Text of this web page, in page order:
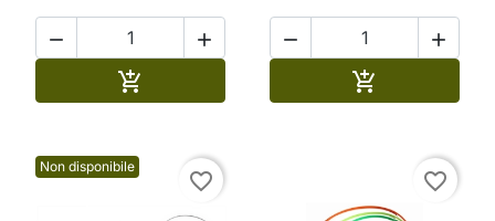
 

 

Non disponibile
favorite_border favorite_border